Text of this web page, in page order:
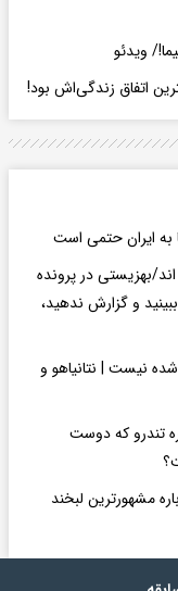
ویدئو
اتفاق زندگی‌اش بود!
به ایران حتمی است
بهزیستی در پرونده
و گزارش ندهید،
نیست | نتانیاهو و
تندرو که دوست
مشهورترین لبخند